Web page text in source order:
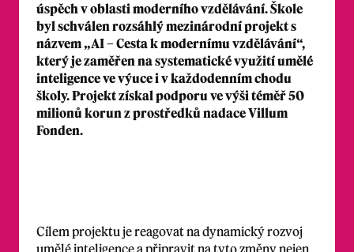
úspěch v oblasti moderního vzdělávání. Škole
byl schválen rozsáhlý mezinárodní projekt s
názvem „AI – Cesta k modernímu vzdělávání“,
který je zaměřen na systematické využití umělé
inteligence ve výuce i v každodenním chodu
školy. Projekt získal podporu ve výši téměř 50
milionů korun z prostředků nadace Villum
Fonden.
Cílem projektu je reagovat na dynamický rozvoj
umělé inteligence a připravit na tyto změny nejen